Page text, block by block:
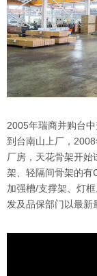
2005年瑞商并购台
到台南山上厂，
厂房，天花骨架开
架、轻隔间骨架的有
加强槽/支撑架、灯
发及品保部门以最新